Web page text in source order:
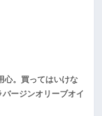
心。買ってはいけな
ージンオリーブオイ